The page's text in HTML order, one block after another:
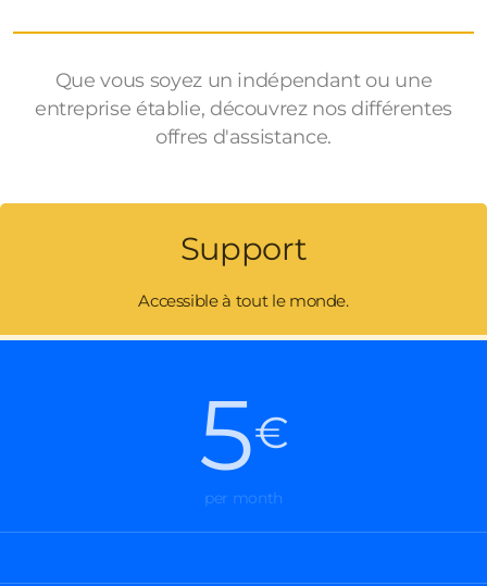
Que vous soyez un indépendant ou une
entreprise établie, découvrez nos différentes
offres d'assistance.
Support
Accessible à tout le monde.
5€
per month